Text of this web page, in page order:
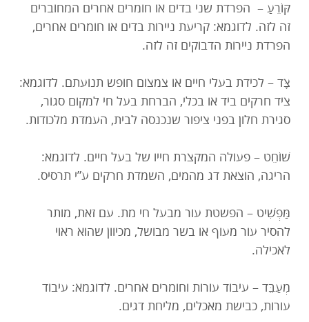
קּוֹרֵעַ – הפרדת שני בדים או חומרים אחרים המחוברים
זה לזה. לדוגמא: קריעת ניירות בדים או חומרים אחרים,
הפרדת ניירות הדבוקים זה לזה.
צָּד – לכידת בעלי חיים או צמצום חופש תנועתם. לדוגמא:
ציד חרקים ביד או בכלי, הברחת בעל חי למקום סגור,
סגירת חלון בפני ציפור שנכנסה לבית, העמדת מלכודות.
שׁוֹחֵט – פעולה המקצרת חייו של בעל חיים. לדוגמא:
הריגה, הוצאת דג מהמים, השמדת חרקים ע”י תרסיס.
מַּפְשִׁיט – הפשטת עור מבעל חי מת. עם זאת, מותר
להסיר עור מעוף או בשר מבושל, מכיוון שהוא ראוי
לאכילה.
מְעַבֵּד – עיבוד עורות וחומרים אחרים. לדוגמא: עיבוד
עורות, כבישת מאכלים, מליחת דגים.